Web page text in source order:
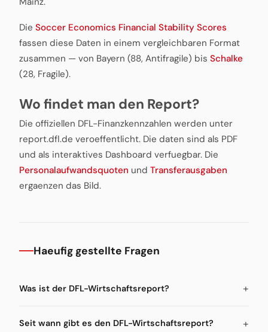
Die Soccer Economics Financial Stability Scores
fassen diese Daten in einem vergleichbaren Format
zusammen — von Bayern (88, Antifragile) bis Schalke
(28, Fragile).
Wo findet man den Report?
Die offiziellen DFL-Finanzkennzahlen werden unter
report.dfl.de veroeffentlicht. Die daten sind als PDF
und als interaktives Dashboard verfuegbar. Die
Personalaufwandsquoten und Transferausgaben
ergaenzen das Bild.
Haeufig gestellte Fragen
Was ist der DFL-Wirtschaftsreport?
Seit wann gibt es den DFL-Wirtschaftsreport?